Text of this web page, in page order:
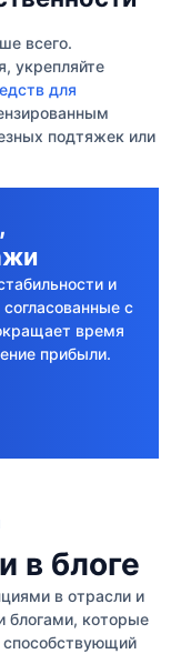
всего.
укрепляйте
для
подтяжек или
и
с
время
прибыли.
в блоге
в отрасли и
блогами, которые